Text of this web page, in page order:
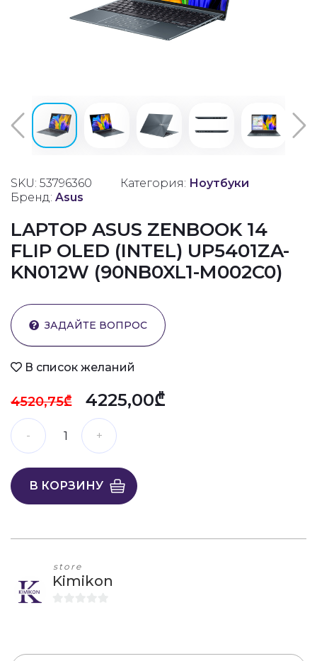
SKU: 53796360 Категория: Ноутбуки
Бренд: Asus
LAPTOP ASUS ZENBOOK 14
FLIP OLED (INTEL) UP5401ZA-
KN012W (90NB0XL1-M002C0)
ЗАДАЙТЕ ВОПРОС
В список желаний
4520,75₾ 4225,00₾
В КОРЗИНУ
store
Kimikon